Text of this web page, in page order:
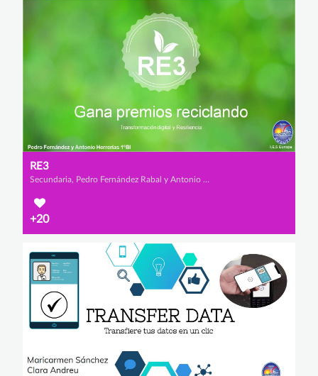
RE3
Secundaria, Pedro Fernández Rabal y Antonio Herrerías Salvador
+20